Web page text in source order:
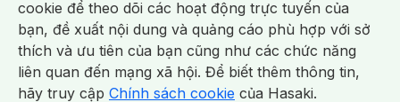
Quầng Thâm & Bọng Mắt /Sẹo /Viêm Da Cơ Địa
Dụng Cụ / Phụ Kiện Chăm Sóc Da
Bông Tẩy Trang
Khăn Lau Mặt Khô Dụng Cụ / Máy Rửa Mặt Máy Chăm Sóc Da
Dụng Cụ Chăm Sóc Khác
cookie để theo dõi các hoạt động trực tuyến của
bạn, đề xuất nội dung và quảng cáo phù hợp với sở
thích và ưu tiên của bạn cũng như các chức năng
liên quan đến mạng xã hội. Để biết thêm thông tin,
hãy truy cập Chính sách cookie của Hasaki.